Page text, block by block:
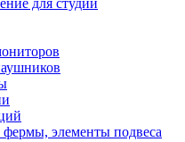
для студий
элементы подвеса